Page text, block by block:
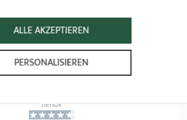
Renox
ALLE AKZEPTIEREN
PERSONALISIEREN